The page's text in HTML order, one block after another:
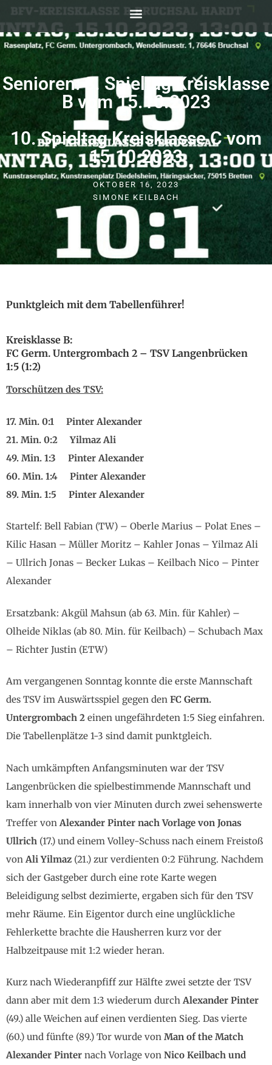
Senioren: 8. Spieltag Kreisklasse
B vom 15.10.2023
10. Spieltag Kreisklasse C vom
15.10.2023
OKTOBER 16, 2023
SIMONE KEILBACH
Punktgleich mit dem Tabellenführer!
Kreisklasse B:
FC Germ. Untergrombach 2 – TSV Langenbrücken
1:5 (1:2)
Torschützen des TSV:
17. Min. 0:1 Pinter Alexander
21. Min. 0:2 Yilmaz Ali
49. Min. 1:3 Pinter Alexander
60. Min. 1:4 Pinter Alexander
89. Min. 1:5 Pinter Alexander
Startelf: Bell Fabian (TW) – Oberle Marius – Polat Enes –
Kilic Hasan – Müller Moritz – Kahler Jonas – Yilmaz Ali
– Ullrich Jonas – Becker Lukas – Keilbach Nico – Pinter
Alexander
Ersatzbank: Akgül Mahsun (ab 63. Min. für Kahler) –
Olheide Niklas (ab 80. Min. für Keilbach) – Schubach Max
– Richter Justin (ETW)
Am vergangenen Sonntag konnte die erste Mannschaft
des TSV im Auswärtsspiel gegen den FC Germ.
Untergrombach 2 einen ungefährdeten 1:5 Sieg einfahren.
Die Tabellenplätze 1-3 sind damit punktgleich.
Nach umkämpften Anfangsminuten war der TSV
Langenbrücken die spielbestimmende Mannschaft und
kam innerhalb von vier Minuten durch zwei sehenswerte
Treffer von Alexander Pinter nach Vorlage von Jonas
Ullrich (17.) und einem Volley-Schuss nach einem Freistoß
von Ali Yilmaz (21.) zur verdienten 0:2 Führung. Nachdem
sich der Gastgeber durch eine rote Karte wegen
Beleidigung selbst dezimierte, ergaben sich für den TSV
mehr Räume. Ein Eigentor durch eine unglückliche
Fehlerkette brachte die Hausherren kurz vor der
Halbzeitpause mit 1:2 wieder heran.
Kurz nach Wiederanpfiff zur Hälfte zwei setzte der TSV
dann aber mit dem 1:3 wiederum durchAlexander Pinter
(49.) alle Weichen auf einen verdienten Sieg. Das vierte
(60.) und fünfte (89.) Tor wurde von Man of the Match
Alexander Pinter nach Vorlage von Nico Keilbach und